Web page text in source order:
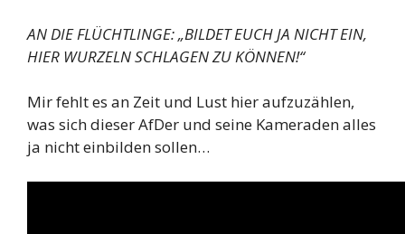
AN DIE FLÜCHTLINGE: „BILDET EUCH JA NICHT EIN,
HIER WURZELN SCHLAGEN ZU KÖNNEN!“
Mir fehlt es an Zeit und Lust hier aufzuzählen,
was sich dieser AfDer und seine Kameraden alles
ja nicht einbilden sollen…